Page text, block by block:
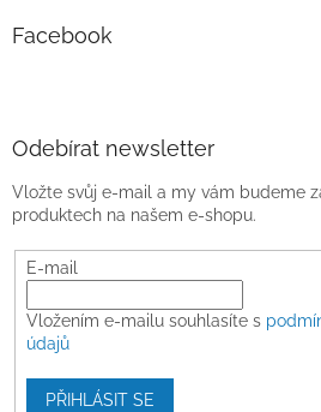
Facebook
Odebírat newsletter
Vložte svůj e-mail a my vám budeme
produktech na našem e-shopu.
E-mail
Vložením e-mailu souhlasíte s
údajů
PŘIHLÁSIT SE